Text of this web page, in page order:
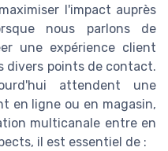
l'impact auprès
nous parlons de
une expérience client
divers points de contact.
attendent une
en ligne ou en magasin,
multicanale entre en
il est essentiel de :